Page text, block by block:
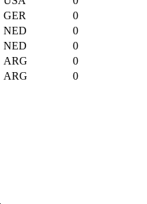
GER
0
NED
0
NED
0
ARG
0
ARG
0